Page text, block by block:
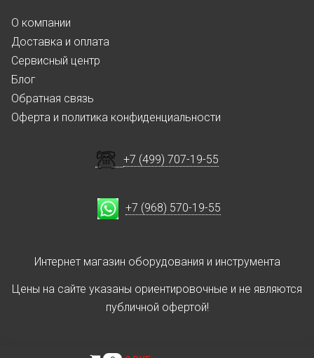
О компании
Доставка и оплата
Сервисный центр
Блог
Обратная связь
Оферта и политика конфиденциальности
+7 (499) 707-19-55
+7 (968) 570-19-55
Интернет магазин оборудования и инструмента
Цены на сайте указаны ориентировочные и не являются
публичной офертой!